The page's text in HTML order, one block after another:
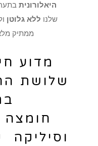
היאלורונית
שלנו ללא גלוטן
ממתיק
מדוע
שלושת
חומצה
וסיליקה